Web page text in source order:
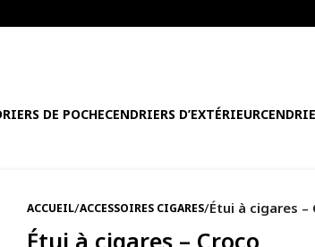
DE POCHECENDRIERS D’EXTÉRIEUR
ACCUEIL/ACCESSOIRES CIGARES/Étui à cigares –
Étui à cigares – Croco